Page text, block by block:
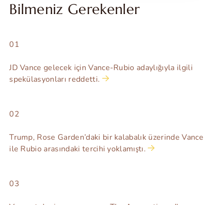
Bilmeniz Gerekenler
01
JD Vance gelecek için Vance-Rubio adaylığıyla ilgili
spekülasyonları reddetti.
02
Trump, Rose Garden’daki bir kalabalık üzerinde Vance
ile Rubio arasındaki tercihi yoklamıştı.
03